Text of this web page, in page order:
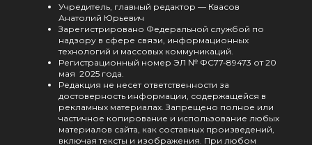
Учредитель, главный редактор — Квасов
Анатолий Юрьевич
Зарегистрировано Федеральной службой по
надзору в сфере связи, информационных
технологий и массовых коммуникаций.
Регистрационный номер ЭЛ № ФС77-89473 от 20
мая 2025 года.
Редакция не несет ответственности за
достоверность информации, содержащейся в
рекламных материалах. Запрещено полное или
частичное копирование и использование любых
материалов сайта, как составных произведений,
включая тексты и изображения. При любом